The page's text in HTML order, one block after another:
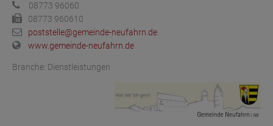
08773 96060
08773 960610
poststelle@gemeinde-neufahrn.de
www.gemeinde-neufahrn.de
Branche: Dienstleistungen